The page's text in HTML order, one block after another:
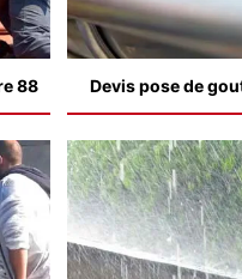
88 Devis pose de